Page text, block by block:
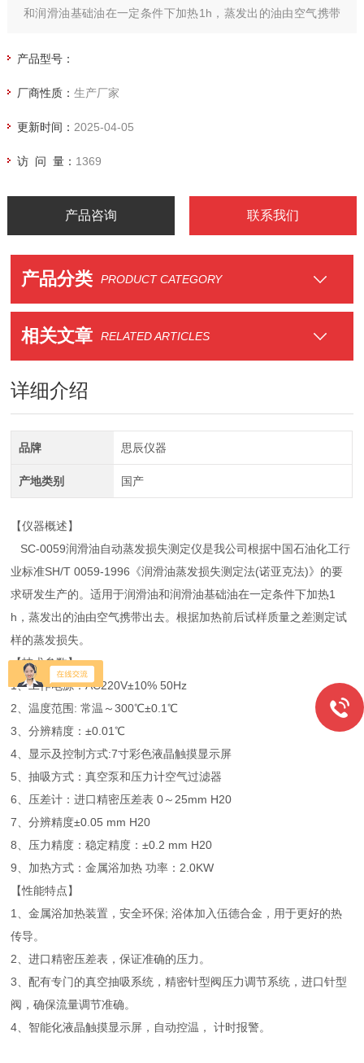
和润滑油基础油在一定条件下加热1h，蒸发出的油由空气携带
产品型号：
厂商性质： 生产厂家
更新时间： 2025-04-05
访 问 量： 1369
产品咨询 联系我们
产品分类 PRODUCT CATEGORY
相关文章 RELATED ARTICLES
详细介绍
品牌 思辰仪器
产地类别 国产
【仪器概述】
SC-0059润滑油自动蒸发损失测定仪是我公司根据中国石油化工行
业标准SH/T 0059-1996《润滑油蒸发损失测定法(诺亚克法)》的要
求研发生产的。适用于润滑油和润滑油基础油在一定条件下加热1
h，蒸发出的油由空气携带出去。根据加热前后试样质量之差测定试
样的蒸发损失。
【技术参数】
1、工作电源：AC220V±10% 50Hz
2、温度范围: 常温～300℃±0.1℃
3、分辨精度：±0.01℃
4、显示及控制方式:7寸彩色液晶触摸显示屏
5、抽吸方式：真空泵和压力计空气过滤器
6、压差计：进口精密压差表 0～25mm H20
7、分辨精度±0.05 mm H20
8、压力精度：稳定精度：±0.2 mm H20
9、加热方式：金属浴加热 功率：2.0KW
【性能特点】
1、金属浴加热装置，安全环保; 浴体加入伍德合金，用于更好的热
传导。
2、进口精密压差表，保证准确的压力。
3、配有专门的真空抽吸系统，精密针型阀压力调节系统，进口针型
阀，确保流量调节准确。
4、智能化液晶触摸显示屏，自动控温， 计时报警。